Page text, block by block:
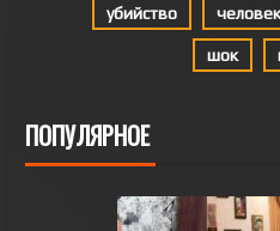
убийство человек
шок
ПОПУЛЯРНОЕ